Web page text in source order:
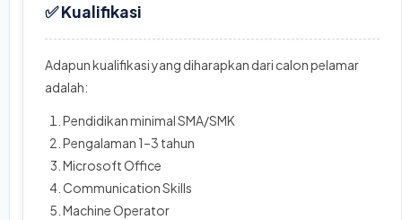
✅ Kualifikasi
Adapun kualifikasi yang diharapkan dari calon pelamar
adalah:
Pendidikan minimal SMA/SMK
Pengalaman 1–3 tahun
Microsoft Office
Communication Skills
Machine Operator